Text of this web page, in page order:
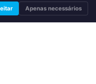
Apenas necessários